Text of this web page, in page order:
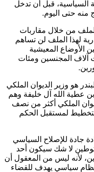
منه حتى اليوم.
من خلال مقاربات
لهذا الملف لن تساهم
الأوضاع المعيشية
آلاف المجنسين ومئات
هو وزير الديوان الملكي
عطية الله آل خليفة وهم
الملكي أكثر من نصف
للتخطيط لمستقبل الحكم
جادة للإصلاح السياسي
لا شك سيكون أحد
لأنه ليس من المعقول أن
سياسي يهدف للقضاء